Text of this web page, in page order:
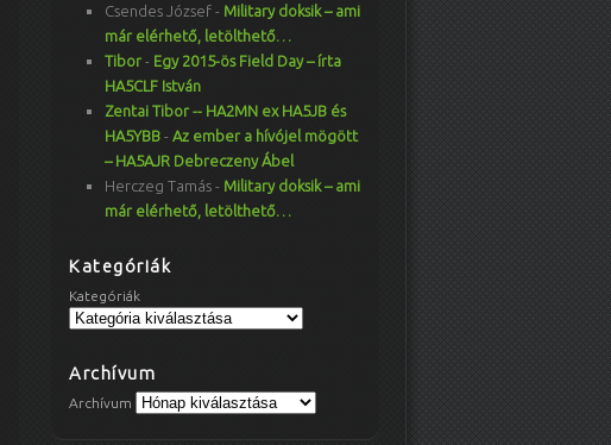
Csendes József - Military doksik – ami
már elérhető, letölthető…
Tibor - Egy 2015-ös Field Day – írta
HA5CLF István
Zentai Tibor -- HA2MN ex HA5JB és
HA5YBB - Az ember a hívójel mögött
– HA5AJR Debreczeny Ábel
Herczeg Tamás - Military doksik – ami
már elérhető, letölthető…
Kategóriák
Kategóriák
Archívum
Archívum